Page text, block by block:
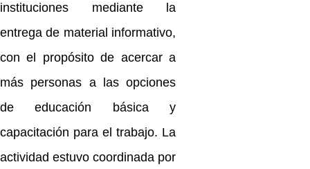
instituciones mediante la
entrega de material informativo,
con el propósito de acercar a
más personas a las opciones
de educación básica y
capacitación para el trabajo. La
actividad estuvo coordinada por